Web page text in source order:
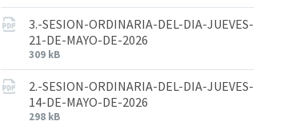
3.-SESION-ORDINARIA-DEL-DIA-JUEVES-
21-DE-MAYO-DE-2026
309 kB
2.-SESION-ORDINARIA-DEL-DIA-JUEVES-
14-DE-MAYO-DE-2026
298 kB